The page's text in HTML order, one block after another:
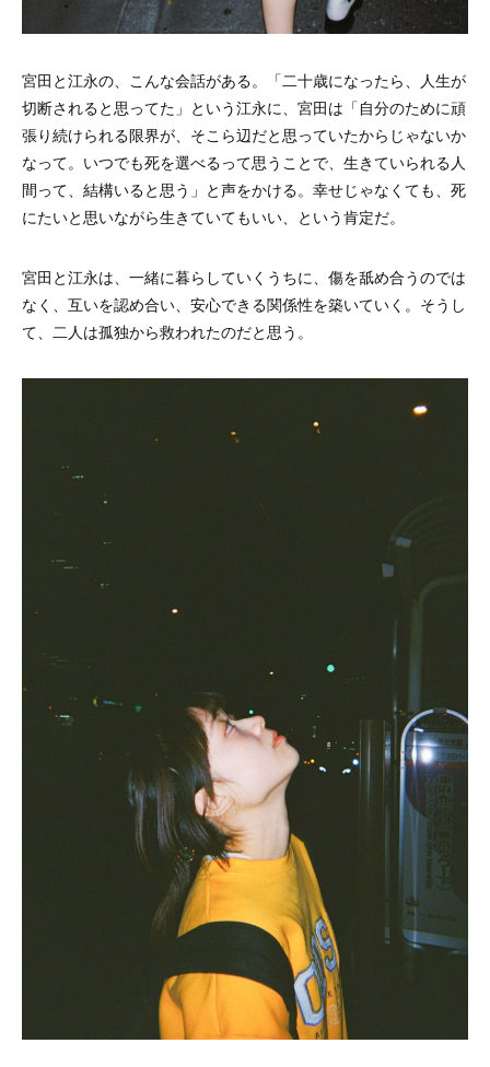
宮田と江永の、こんな会話がある。「二十歳になったら、人生が
切断されると思ってた」という江永に、宮田は「自分のために頑
張り続けられる限界が、そこら辺だと思っていたからじゃないか
なって。いつでも死を選べるって思うことで、生きていられる人
間って、結構いると思う」と声をかける。幸せじゃなくても、死
にたいと思いながら生きていてもいい、という肯定だ。
宮田と江永は、一緒に暮らしていくうちに、傷を舐め合うのでは
なく、互いを認め合い、安心できる関係性を築いていく。そうし
て、二人は孤独から救われたのだと思う。